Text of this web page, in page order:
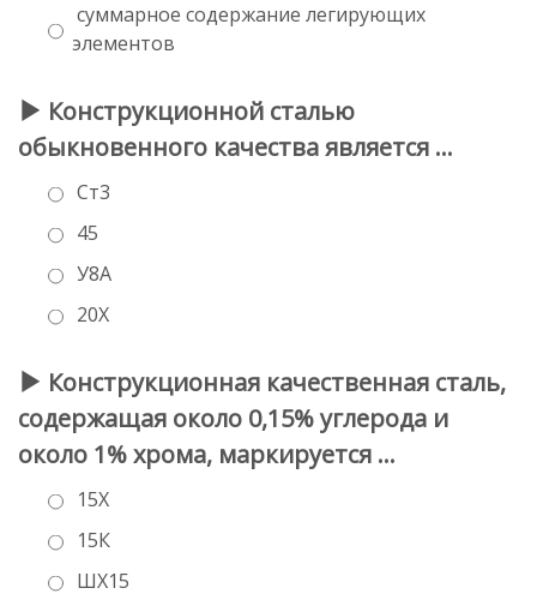
суммарное содержание легирующих
элементов
Конструкционной сталью
обыкновенного качества является …
Ст3
45
У8А
20Х
Конструкционная качественная сталь,
содержащая около 0,15% углерода и
около 1% хрома, маркируется …
15Х
15К
ШХ15